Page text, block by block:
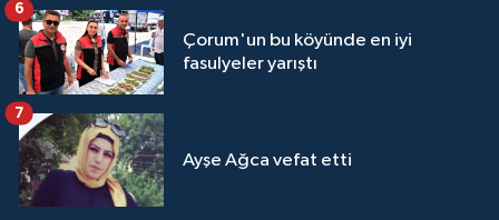
Çorum'un bu köyünde en iyi
fasulyeler yarıştı
6
Ayşe Ağca vefat etti
7